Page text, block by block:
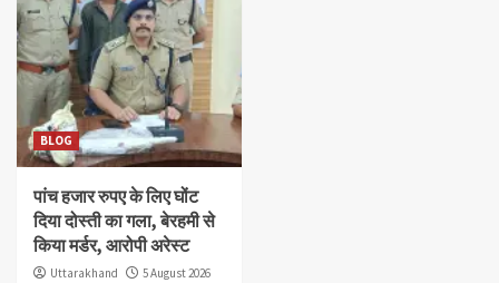
BLOG
पांच हजार रुपए के लिए घोंट
दिया दोस्ती का गला, बेरहमी से
किया मर्डर, आरोपी अरेस्ट
Uttarakhand
5 August 2026